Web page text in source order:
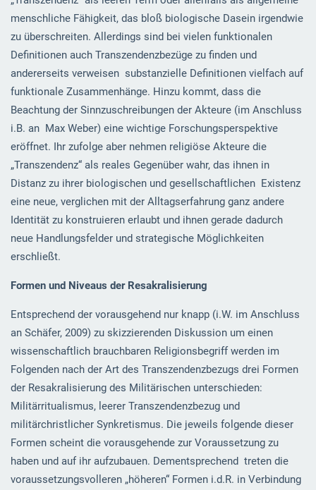
menschliche Fähigkeit, das bloß biologische Dasein irgendwie
zu überschreiten. Allerdings sind bei vielen funktionalen
Definitionen auch Transzendenzbezüge zu finden und
andererseits verweisen substanzielle Definitionen vielfach auf
funktionale Zusammenhänge. Hinzu kommt, dass die
Beachtung der Sinnzuschreibungen der Akteure (im Anschluss
i.B. an Max Weber) eine wichtige Forschungsperspektive
eröffnet. Ihr zufolge aber nehmen religiöse Akteure die
„Transzendenz“ als reales Gegenüber wahr, das ihnen in
Distanz zu ihrer biologischen und gesellschaftlichen Existenz
eine neue, verglichen mit der Alltagserfahrung ganz andere
Identität zu konstruieren erlaubt und ihnen gerade dadurch
neue Handlungsfelder und strategische Möglichkeiten
erschließt.
Formen und Niveaus der Resakralisierung
Entsprechend der vorausgehend nur knapp (i.W. im Anschluss
an Schäfer, 2009) zu skizzierenden Diskussion um einen
wissenschaftlich brauchbaren Religionsbegriff werden im
Folgenden nach der Art des Transzendenzbezugs drei Formen
der Resakralisierung des Militärischen unterschieden:
Militärritualismus, leerer Transzendenzbezug und
militärchristlicher Synkretismus. Die jeweils folgende dieser
Formen scheint die vorausgehende zur Voraussetzung zu
haben und auf ihr aufzubauen. Dementsprechend treten die
voraussetzungsvolleren „höheren“ Formen i.d.R. in Verbindung